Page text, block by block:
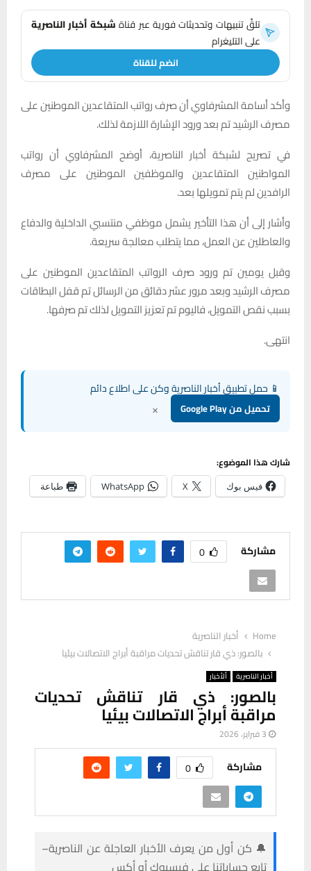
تلقَّ تنبيهات وتحديثات فورية عبر قناةشبكة أخبار الناصرية
على التليغرام
انضم للقناة
وأكد أسامة المشرفاوي أن صرف رواتب المتقاعدين الموطنين على
مصرف الرشيد تم بعد ورود الإشارة اللازمة لذلك.
في تصريح لشبكة أخبار الناصرية، أوضح المشرفاوي أن رواتب
المواطنين المتقاعدين والموظفين الموطنين على مصرف
الرافدين لم يتم تمويلها بعد.
وأشار إلى أن هذا التأخير يشمل موظفي منتسبي الداخلية والدفاع
والعاطلين عن العمل، مما يتطلب معالجة سريعة.
وقبل يومين تم ورود صرف الرواتب المتقاعدين الموطنين على
مصرف الرشيد وبعد مرور عشر دقائق من الرسائل تم قفل البطاقات
بسبب نقص التمويل، فاليوم تم تعزيز التمويل لذلك تم صرفها.
انتهى.
📱 حمل تطبيق أخبار الناصرية وكن على اطلاع دائم
تحميل من Google Play ×
شارك هذا الموضوع:
فيس بوك X
WhatsApp طباعة
مشاركة 0
Home
أخبار الناصرية
بالصور: ذي قار تناقش تحديات مراقبة أبراج الاتصالات بيئيا
أخبار الناصرية ألأخبار
بالصور: ذي قار تناقش تحديات
مراقبة أبراج الاتصالات بيئيا
3 فبراير، 2026
مشاركة 0
🔔 كن أول من يعرف الأخبار العاجلة عن الناصرية–
تابع حساباتنا على فيسبوك أو أكس